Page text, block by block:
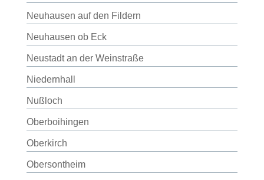
Neuhausen auf den Fildern
Neuhausen ob Eck
Neustadt an der Weinstraße
Niedernhall
Nußloch
Oberboihingen
Oberkirch
Obersontheim